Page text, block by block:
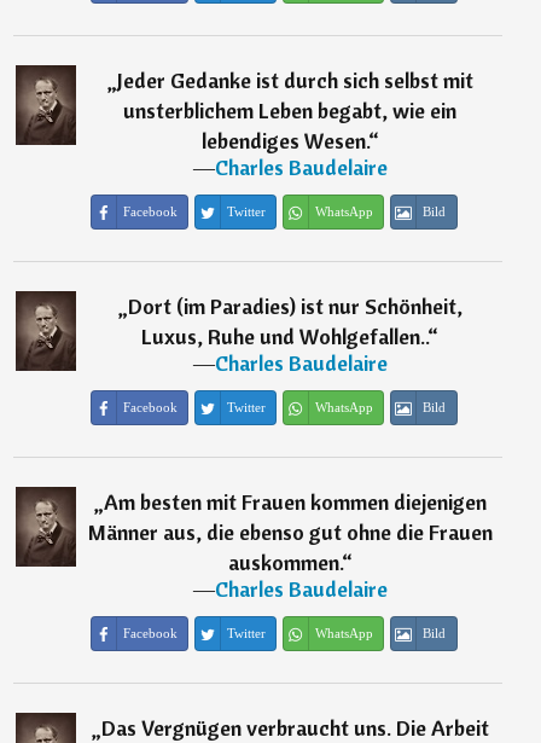
„Jeder Gedanke ist durch sich selbst mit
unsterblichem Leben begabt, wie ein
lebendiges Wesen.“
―Charles Baudelaire
Facebook Twitter WhatsApp Bild
„Dort (im Paradies) ist nur Schönheit,
Luxus, Ruhe und Wohlgefallen..“
―Charles Baudelaire
Facebook Twitter WhatsApp Bild
„Am besten mit Frauen kommen diejenigen
Männer aus, die ebenso gut ohne die Frauen
auskommen.“
―Charles Baudelaire
Facebook Twitter WhatsApp Bild
„Das Vergnügen verbraucht uns. Die Arbeit